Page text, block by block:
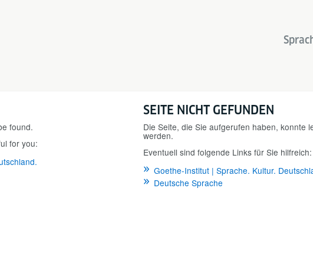
found.
for you:
SEITE NICHT GEFUNDEN
Die Seite, die Sie aufgerufen haben, konnte
werden.
Eventuell sind folgende Links für Sie hilfreich:
Goethe-Institut | Sprache. Kultur.
Deutsche Sprache